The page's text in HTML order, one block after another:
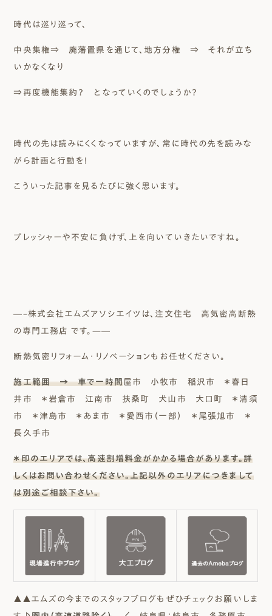
時代は巡り巡って、
中央集権⇒ 廃藩置県を通じて、地方分権 ⇒ それが立ち
いかなくなり
⇒再度機能集約？ となっていくのでしょうか？
時代の先は読みにくくなっていますが、常に時代の先を読みな
がら計画と行動を！
こういった記事を見るたびに強く思います。
プレッシャーや不安に負けず、上を向いていきたいですね。
―–株式会社エムズアソシエイツは、注文住宅 高気密高断熱
の専門工務店 です。—―
断熱気密リフォーム・リノベーションもお任せください。
施工範囲 → 車で一時間屋市 小牧市 稲沢市 ＊春日
井市 ＊岩倉市 江南市 扶桑町 犬山市 大口町 ＊清須
市 ＊津島市 ＊あま市 ＊愛西市（一部） ＊尾張旭市 ＊
長久手市
＊印のエリアでは、高速割増料金がかかる場合があります。詳
しくはお問い合わせください。上記以外のエリアにつきまして
は別途ご相談下さい。
▲▲エムズの今までのスタッフブログもぜひチェックお願いしま